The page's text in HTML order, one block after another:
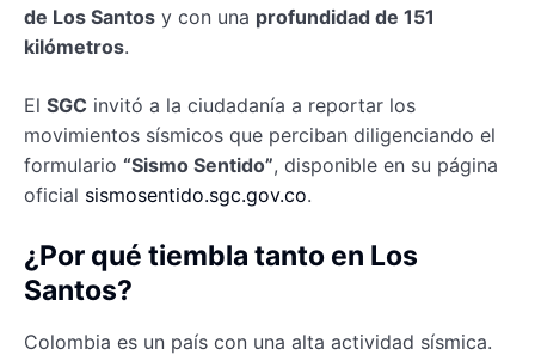
de Los Santos y con una profundidad de 151
kilómetros.
El SGC invitó a la ciudadanía a reportar los
movimientos sísmicos que perciban diligenciando el
formulario “Sismo Sentido”, disponible en su página
oficial sismosentido.sgc.gov.co.
¿Por qué tiembla tanto en Los
Santos?
Colombia es un país con una alta actividad sísmica.